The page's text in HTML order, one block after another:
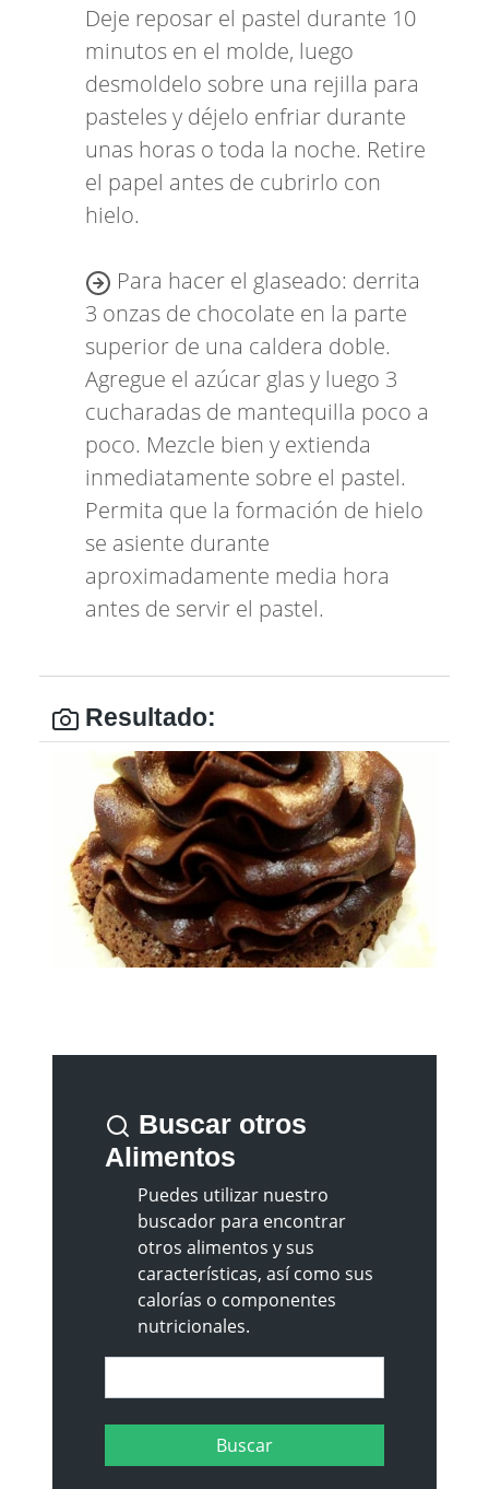
Deje reposar el pastel durante 10
minutos en el molde, luego
desmoldelo sobre una rejilla para
pasteles y déjelo enfriar durante
unas horas o toda la noche. Retire
el papel antes de cubrirlo con
hielo.
Para hacer el glaseado: derrita
3 onzas de chocolate en la parte
superior de una caldera doble.
Agregue el azúcar glas y luego 3
cucharadas de mantequilla poco a
poco. Mezcle bien y extienda
inmediatamente sobre el pastel.
Permita que la formación de hielo
se asiente durante
aproximadamente media hora
antes de servir el pastel.
Resultado:
Buscar otros
Alimentos
Puedes utilizar nuestro
buscador para encontrar
otros alimentos y sus
características, así como sus
calorías o componentes
nutricionales.